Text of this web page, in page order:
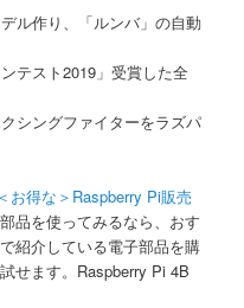
ル作り、「ルンバ」の自動
テスト2019」受賞した全
シングファイターをラズパ
お得な＞Raspberry Pi販売
品を使ってみるなら、おす
紹介している電子部品を購
せます。Raspberry Pi 4B